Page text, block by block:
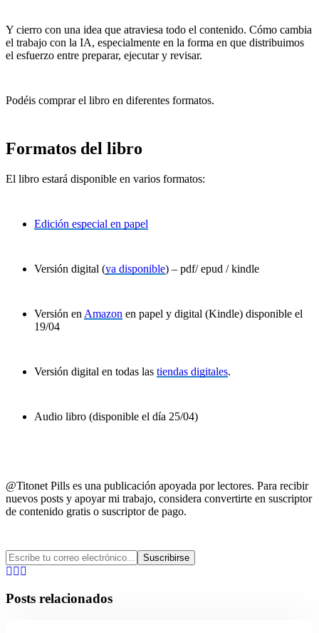
Y cierro con una idea que atraviesa todo el contenido. Cómo cambia
el trabajo con la IA, especialmente en la forma en que distribuimos
el esfuerzo entre preparar, ejecutar y revisar.
Podéis comprar el libro en diferentes formatos.
Formatos del libro
El libro estará disponible en varios formatos:
Edición especial en papel
Versión digital (ya disponible) – pdf/ epud / kindle
Versión en Amazon en papel y digital (Kindle) disponible el
19/04
Versión digital en todas las tiendas digitales.
Audio libro (disponible el día 25/04)
@Titonet Pills es una publicación apoyada por lectores. Para recibir
nuevos posts y apoyar mi trabajo, considera convertirte en suscriptor
de contenido gratis o suscriptor de pago.
Posts relacionados